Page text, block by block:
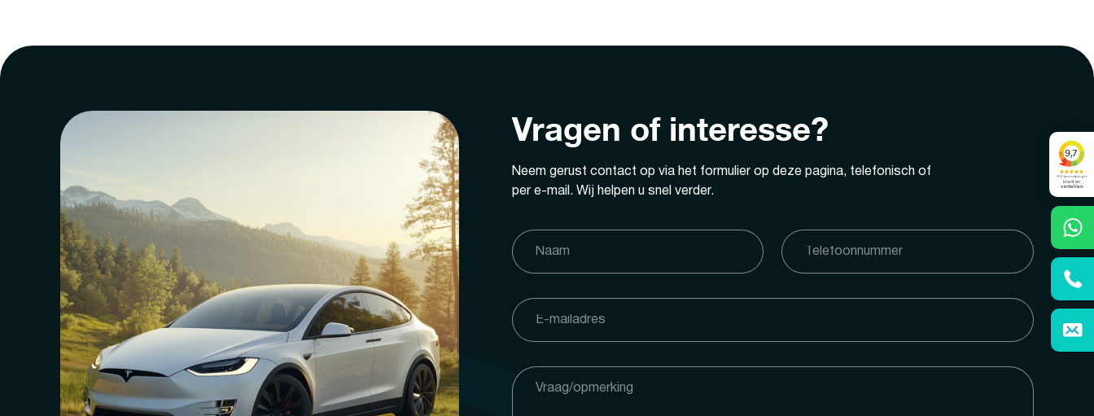
Vragen of interesse?
Neem gerust contact op via het formulier op deze pagina, telefonisch of
per e-mail. Wij helpen u snel verder.